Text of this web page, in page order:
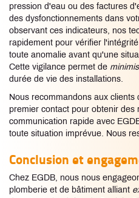
pression d'eau ou des factures
des dysfonctionnements dans
observant ces indicateurs, nos
rapidement pour vérifier
toute anomalie avant qu'une
Cette vigilance permet de
durée de vie des installations.
Nous recommandons aux
premier contact pour obtenir des
communication rapide avec
toute situation imprévue. Nous
Conclusion et
Chez EGDB, nous nous
plomberie et de bâtiment alliant